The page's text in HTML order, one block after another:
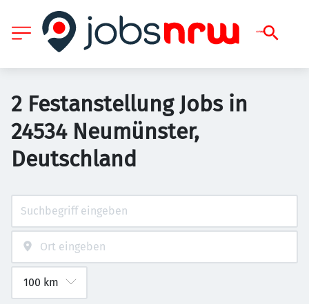
2 Festanstellung Jobs in
24534 Neumünster,
Deutschland